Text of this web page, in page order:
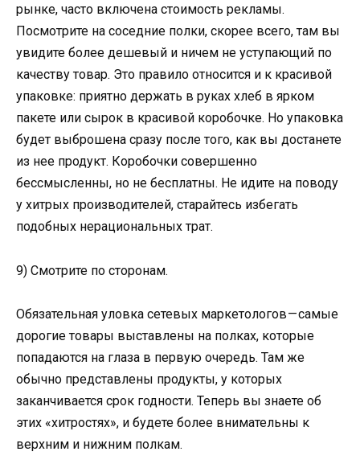
рынке, часто включена стоимость рекламы.
Посмотрите на соседние полки, скорее всего, там вы
увидите более дешевый и ничем не уступающий по
качеству товар. Это правило относится и к красивой
упаковке: приятно держать в руках хлеб в ярком
пакете или сырок в красивой коробочке. Но упаковка
будет выброшена сразу после того, как вы достанете
из нее продукт. Коробочки совершенно
бессмысленны, но не бесплатны. Не идите на поводу
у хитрых производителей, старайтесь избегать
подобных нерациональных трат.
9) Смотрите по сторонам.
Обязательная уловка сетевых маркетологов — самые
дорогие товары выставлены на полках, которые
попадаются на глаза в первую очередь. Там же
обычно представлены продукты, у которых
заканчивается срок годности. Теперь вы знаете об
этих «хитростях», и будете более внимательны к
верхним и нижним полкам.